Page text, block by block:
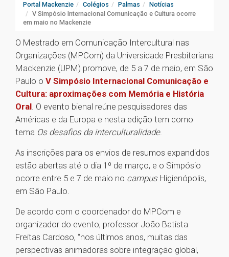
Portal Mackenzie Colégios Palmas
Notícias
V Simpósio Internacional Comunicação e Cultura ocorre
em maio no Mackenzie
O Mestrado em Comunicação Intercultural nas
Organizações (MPCom) da Universidade Presbiteriana
Mackenzie (UPM) promove, de 5 a 7 de maio, em São
Paulo o V Simpósio Internacional Comunicação e
Cultura: aproximações com Memória e História
Oral. O evento bienal reúne pesquisadores das
Américas e da Europa e nesta edição tem como
tema Os desafios da interculturalidade.
As inscrições para os envios de resumos expandidos
estão abertas até o dia 1º de março, e o Simpósio
ocorre entre 5 e 7 de maio no campus Higienópolis,
em São Paulo.
De acordo com o coordenador do MPCom e
organizador do evento, professor João Batista
Freitas Cardoso, “nos últimos anos, muitas das
perspectivas animadoras sobre integração global,